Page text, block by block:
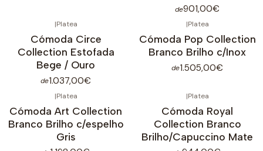
de901,00€
|Platea
Cómoda Circe
Collection Estofada
Bege / Ouro
de1.037,00€
|Platea
Cómoda Pop Collection
Branco Brilho c/Inox
de1.505,00€
|Platea
Cómoda Art Collection
Branco Brilho c/espelho
Gris
|Platea
Cómoda Royal
Collection Branco
Brilho/Capuccino Mate